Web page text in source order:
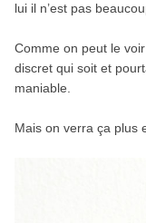
lui il n’est pas
Comme on peut le
discret qui soit et
maniable.
Mais on verra ça plus